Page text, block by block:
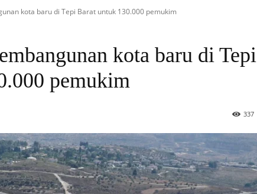
kota baru di Tepi Barat untuk 130.000 pemukim
kota baru di Tepi
pemukim
337